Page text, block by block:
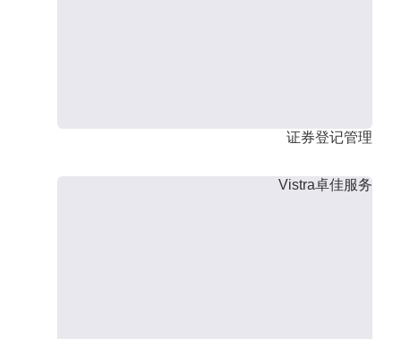
证券登记管理
Vistra卓佳服务